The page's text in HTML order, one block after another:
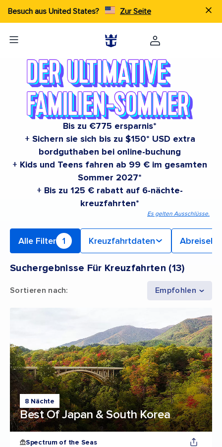
Besuch aus United States? Zur Seite
Bis zu €775 ersparnis*
+ Sichern sie sich bis zu $150* USD extra
bordguthaben bei online-buchung
+ Kids und Teens fahren ab 99 € im gesamten
Sommer 2027*
+ Bis zu 125 € rabatt auf 6-nächte-
kreuzfahrten*
Es gelten Ausschlüsse.
Alle Filter 1 Kreuzfahrtdaten
Suchergebnisse Für Kreuzfahrten (13)
Sortieren nach: Empfohlen
8 Nächte
Best Of Japan & South Korea
Spectrum of the Seas